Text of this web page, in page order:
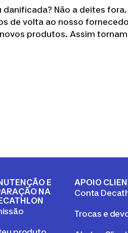
danificada? Não a deites fora.
de volta ao nosso
produtos. Assim
E
NA
APOIO
Conta
Trocas e